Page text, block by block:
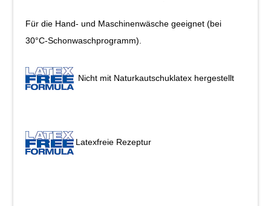
Für die Hand- und Maschinenwäsche geeignet (bei
30°C-Schonwaschprogramm).
Nicht mit Naturkautschuklatex hergestellt
Latexfreie Rezeptur